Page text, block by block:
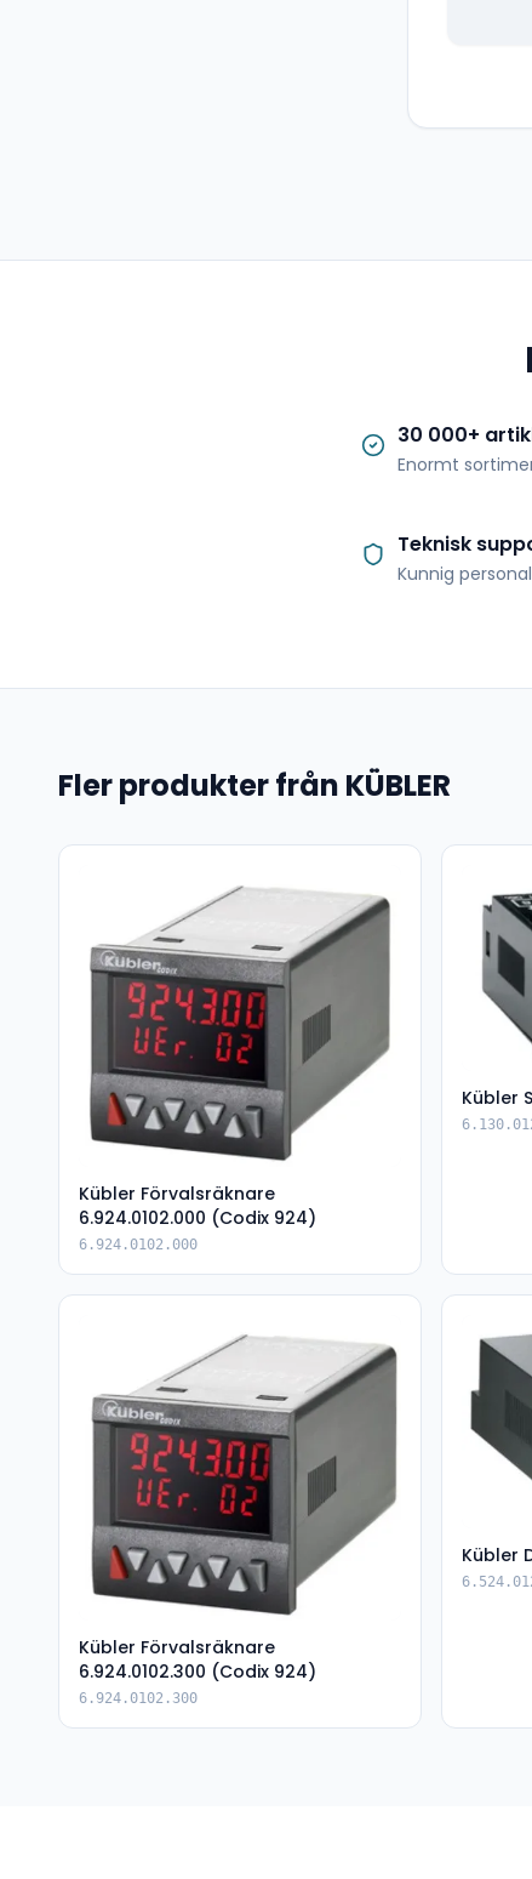
30 000+
Enormt
Teknisk
Kunnig
Fler produkter från KÜBLER
Kübler Förvalsräknare
6.924.0102.000 (Codix 924)
6.924.0102.000
Kübler
Kübler Förvalsräknare
6.924.0102.300 (Codix 924)
6.924.0102.300
Kübler